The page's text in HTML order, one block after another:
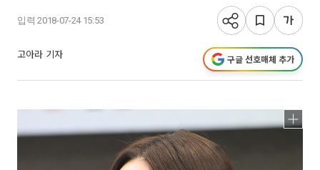
입력 2018-07-24 15:53
고아라 기자 구글 선호매체 추가